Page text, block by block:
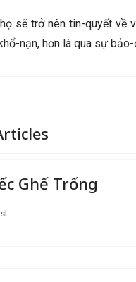
sẽ trở nên tin-quyết về
nạn, hơn là qua sự
Ghế Trống